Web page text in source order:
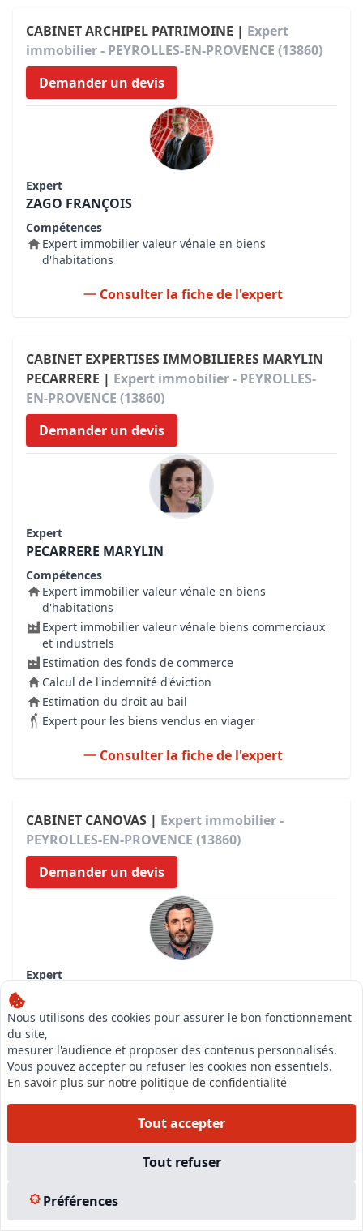
CABINET ARCHIPEL PATRIMOINE | Expert
immobilier - PEYROLLES-EN-PROVENCE (13860)
Demander un devis
Expert
ZAGO FRANÇOIS
Compétences
Expert immobilier valeur vénale en biens
d'habitations
Consulter la fiche de l'expert
CABINET EXPERTISES IMMOBILIERES MARYLIN
PECARRERE | Expert immobilier - PEYROLLES-
EN-PROVENCE (13860)
Demander un devis
Expert
PECARRERE MARYLIN
Compétences
Expert immobilier valeur vénale en biens
d'habitations
Expert immobilier valeur vénale biens commerciaux
et industriels
Estimation des fonds de commerce
Calcul de l'indemnité d'éviction
Estimation du droit au bail
Expert pour les biens vendus en viager
Consulter la fiche de l'expert
CABINET CANOVAS | Expert immobilier -
PEYROLLES-EN-PROVENCE (13860)
Demander un devis
Expert
Compétences
Expert immobilier valeur vénale en biens
d'habitations
Expert immobilier valeur vénale biens commerciaux
et industriels
Estimation du droit au bail
Expert en Pathologie du bâtiment
Expert pour les biens vendus en viager
Expert en analyse du recul du trait de côte
Consulter la fiche de l'expert
Nous utilisons des cookies pour assurer le bon fonctionnement
du site,
mesurer l'audience et proposer des contenus personnalisés.
Vous pouvez accepter ou refuser les cookies non essentiels.
En savoir plus sur notre politique de confidentialité
Tout accepter
Tout refuser
Préférences